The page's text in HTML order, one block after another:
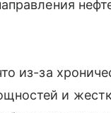
из-за
и